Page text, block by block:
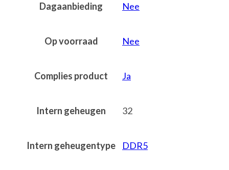
Dagaanbieding Nee
Op voorraad Nee
Complies product Ja
Intern geheugen 32
Intern geheugentype DDR5